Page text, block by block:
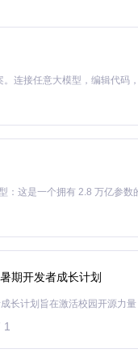
戏窗口标题，支持自定
动的标准化流程
实现一键多开
：Windows 10/11 64位
在 D2RML.exe和
添加账号"，在弹出窗口
用角色+功能格式，如"冰
号密码输入，工具将自动
期开发者成长计划
1